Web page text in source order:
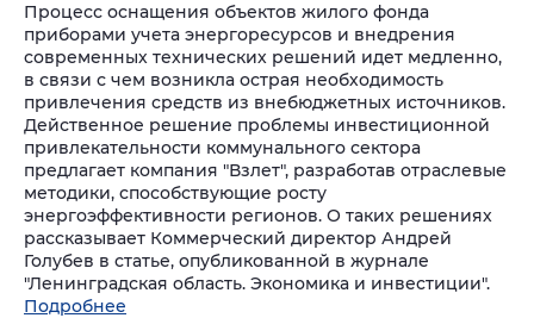
Процесс оснащения объектов жилого фонда
приборами учета энергоресурсов и внедрения
современных технических решений идет медленно,
в связи с чем возникла острая необходимость
привлечения средств из внебюджетных источников.
Действенное решение проблемы инвестиционной
привлекательности коммунального сектора
предлагает компания "Взлет", разработав отраслевые
методики, способствующие росту
энергоэффективности регионов. О таких решениях
рассказывает Коммерческий директор Андрей
Голубев в статье, опубликованной в журнале
"Ленинградская область. Экономика и инвестиции".
Подробнее